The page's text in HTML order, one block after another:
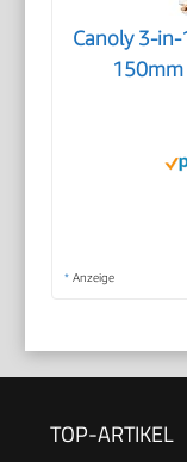
Canoly 3-
150mm
* Anzeige
TOP-ARTIKEL